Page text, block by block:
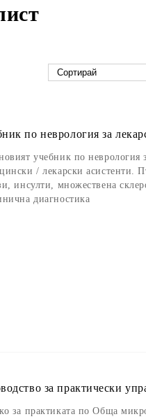
по неврология за
учебник по неврология
/ лекарски асистенти.
инсулти, множествена
диагностика
за практически
за практиката по Обща